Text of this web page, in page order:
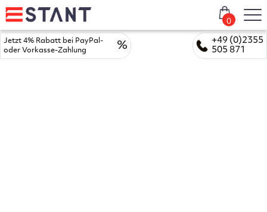
+49 (0)2355
505 871
Jetzt 4% Rabatt bei PayPal-
oder Vorkasse-Zahlung
%
0